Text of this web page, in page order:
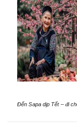
Đến Sapa dịp Tết – đi